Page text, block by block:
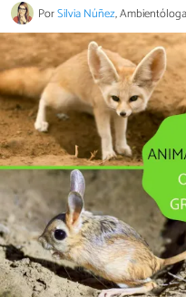
PorSilvia Núñez,